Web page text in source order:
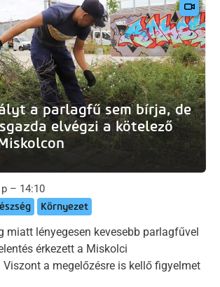
a parlagfű sem bírja, de
elvégzi a kötelező
– 14:10
Környezet
miatt lényegesen kevesebb parlagfűvel
érkezett a Miskolci
a megelőzésre is kellő figyelmet